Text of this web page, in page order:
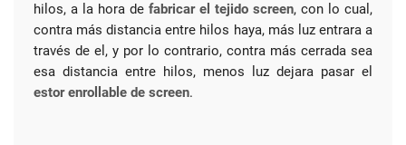
hilos, a la hora de fabricar el tejido screen, con lo cual,
contra más distancia entre hilos haya, más luz entrara a
través de el, y por lo contrario, contra más cerrada sea
esa distancia entre hilos, menos luz dejara pasar el
estor enrollable de screen.